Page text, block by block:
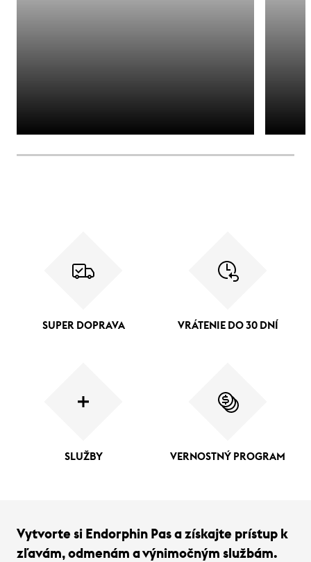
SUPER DOPRAVA VRÁTENIE DO 30 DNÍ
SLUŽBY VERNOSTNÝ PROGRAM
Vytvorte si Endorphin Pas a získajte prístup k
zľavám, odmenám a výnimočným službám.